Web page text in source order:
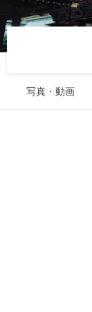
写真・動画